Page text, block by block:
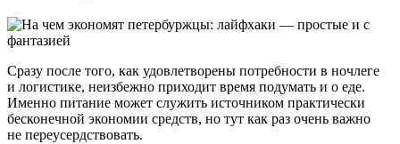
Сразу после того, как удовлетворены потребности в ночлеге
и логистике, неизбежно приходит время подумать и о еде.
Именно питание может служить источником практически
бесконечной экономии средств, но тут как раз очень важно
не переусердствовать.